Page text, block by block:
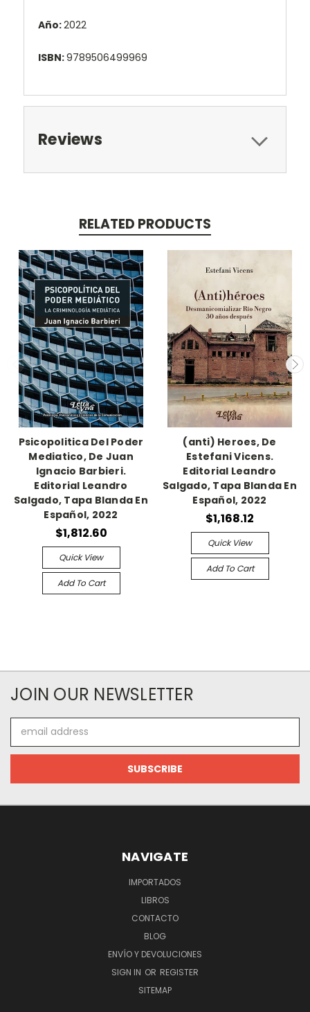
Año:2022
ISBN:9789506499969
Reviews
RELATED PRODUCTS
Psicopolitica Del Poder
Mediatico, De Juan
Ignacio Barbieri.
Editorial Leandro
Salgado, Tapa Blanda En
Español, 2022
$1,812.60
Quick View
Add To Cart
(anti) Heroes, De
Estefani Vicens.
Editorial Leandro
Salgado, Tapa Blanda En
Español, 2022
$1,168.12
Quick View
Add To Cart
JOIN OUR NEWSLETTER
Address
NAVIGATE
IMPORTADOS
LIBROS
CONTACTO
BLOG
ENVÍO Y DEVOLUCIONES
SIGN IN OR REGISTER
SITEMAP